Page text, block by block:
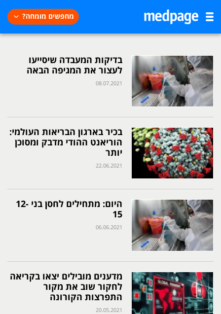
מחפשים מומחה?
בדיקות המעבדה שיסייעו
לעצור את המגיפה הבאה
08.07.2021
בכיר בארגון הבריאות העולמי:
הוריאנט ההודי מדבק ומסוכן
יותר
22.06.2021
היום: מתחילים לחסן בני 12-
15
06.06.2021
מדענים מובילים יצאו בקריאה
לחקור שוב את מקור
התפרצות הקורונה
20.05.2021